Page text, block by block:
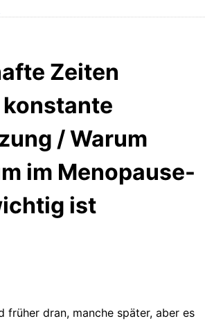
Zeiten
/ Warum
im Menopause-
ist
früher dran, manche später, aber es